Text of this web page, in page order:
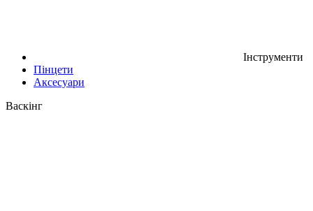
Інструменти
Пінцети
Аксесуари
Васкінг